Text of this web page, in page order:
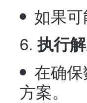
如果
执行
在确
方案。